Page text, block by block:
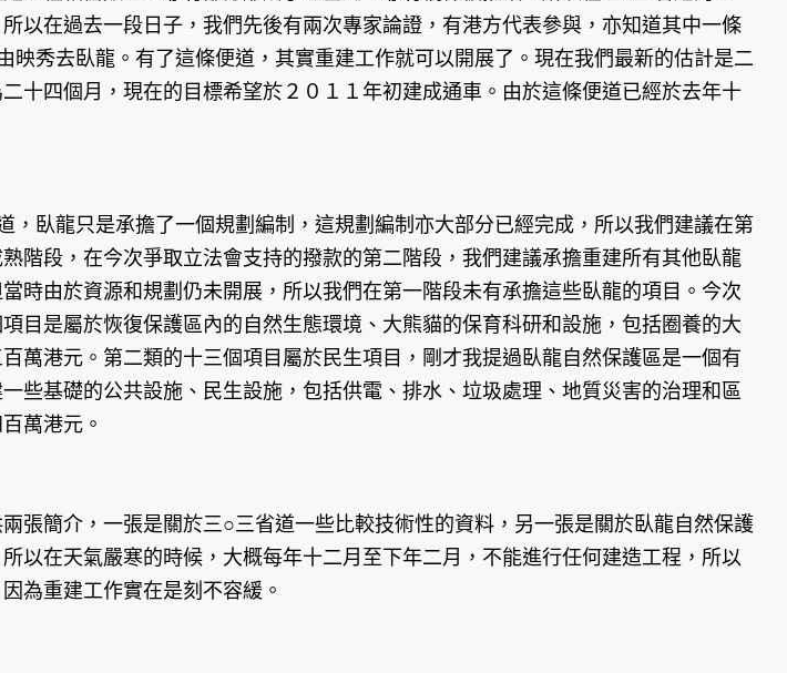
以在過去一段日子，我們先後有兩次專家論證，有港方代表參與，亦知道其中一條
秀去臥龍。有了這條便道，其實重建工作就可以開展了。現在我們最新的估計是二
十四個月，現在的目標希望於２０１１年初建成通車。由於這條便道已經於去年十
臥龍只是承擔了一個規劃編制，這規劃編制亦大部分已經完成，所以我們建議在第
階段，在今次爭取立法會支持的撥款的第二階段，我們建議承擔重建所有其他臥龍
時由於資源和規劃仍未開展，所以我們在第一階段未有承擔這些臥龍的項目。今次
目是屬於恢復保護區內的自然生態環境、大熊貓的保育科研和設施，包括圈養的大
萬港元。第二類的十三個項目屬於民生項目，剛才我提過臥龍自然保護區是一個有
些基礎的公共設施、民生設施，包括供電、排水、垃圾處理、地質災害的治理和區
萬港元。
張簡介，一張是關於三○三省道一些比較技術性的資料，另一張是關於臥龍自然保護
以在天氣嚴寒的時候，大概每年十二月至下年二月，不能進行任何建造工程，所以
為重建工作實在是刻不容緩。